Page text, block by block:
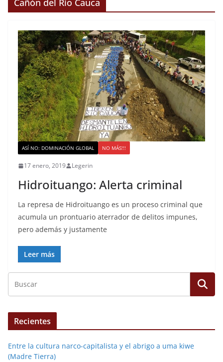
Cañón del Río Cauca
ASÍ NO: DOMINACIÓN GLOBAL NO MÁS!!!
17 enero, 2019 Legerin
Hidroituango: Alerta criminal
La represa de Hidroituango es un proceso criminal que
acumula un prontuario aterrador de delitos impunes,
pero además y justamente
Leer más
Recientes
Entre la cultura narco-capitalista y el abrigo a uma kiwe
(Madre Tierra)